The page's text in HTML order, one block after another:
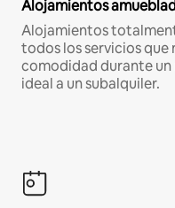
Alojamientos
Alojamientos
todos los servicios que
comodidad durante un
ideal a un subalquiler.